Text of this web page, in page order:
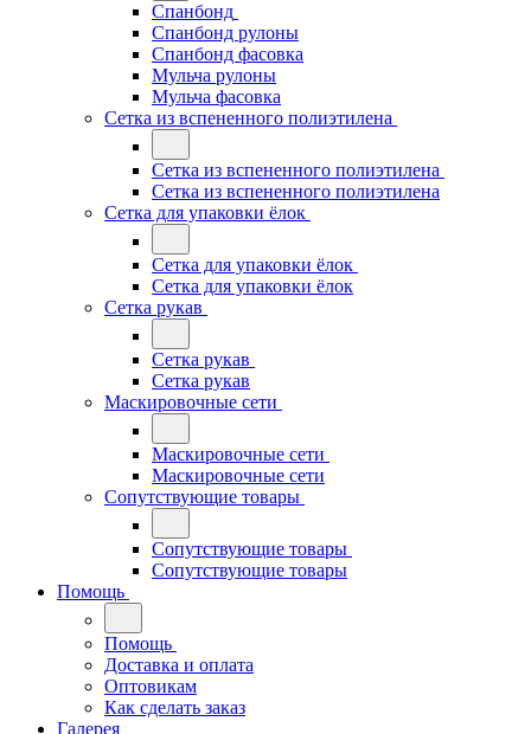
Спанбонд
Спанбонд рулоны
Спанбонд фасовка
Мульча рулоны
Мульча фасовка
Сетка из вспененного полиэтилена
Сетка из вспененного полиэтилена
Сетка из вспененного полиэтилена
Сетка для упаковки ёлок
Сетка для упаковки ёлок
Сетка для упаковки ёлок
Сетка рукав
Сетка рукав
Сетка рукав
Маскировочные сети
Маскировочные сети
Маскировочные сети
Сопутствующие товары
Сопутствующие товары
Сопутствующие товары
Помощь
Помощь
Доставка и оплата
Оптовикам
Как сделать заказ
Галерея